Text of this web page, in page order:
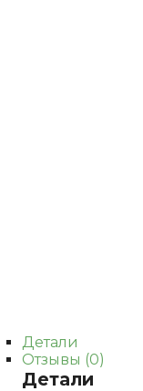
Детали
Отзывы (0)
Детали